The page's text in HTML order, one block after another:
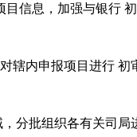
信息，加强与银行
内申报项目进行
分批组织各有关司